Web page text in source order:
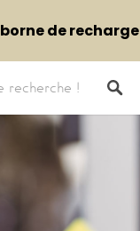
borne de recharge